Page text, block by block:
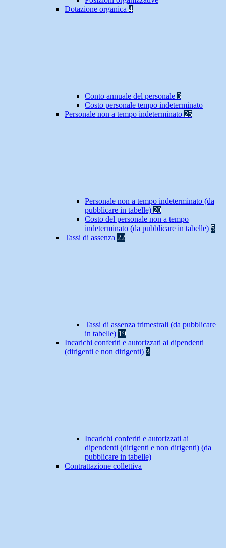
Dotazione organica 4
Conto annuale del personale 3
Costo personale tempo indeterminato
Personale non a tempo indeterminato 25
Personale non a tempo indeterminato (da
pubblicare in tabelle) 20
Costo del personale non a tempo
indeterminato (da pubblicare in tabelle) 5
Tassi di assenza 22
Tassi di assenza trimestrali (da pubblicare
in tabelle) 19
Incarichi conferiti e autorizzati ai dipendenti
(dirigenti e non dirigenti) 3
Incarichi conferiti e autorizzati ai
dipendenti (dirigenti e non dirigenti) (da
pubblicare in tabelle)
Contrattazione collettiva